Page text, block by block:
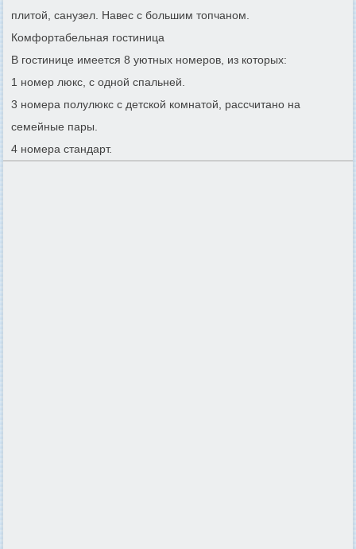
плитой, санузел. Навес с большим топчаном.
Комфортабельная гостиница
В гостинице имеется 8 уютных номеров, из которых:
1 номер люкс, с одной спальней.
3 номера полулюкс с детской комнатой, рассчитано на
семейные пары.
4 номера стандарт.